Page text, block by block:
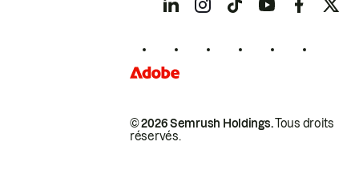
© 2026 Semrush Holdings.Tous droits
réservés.